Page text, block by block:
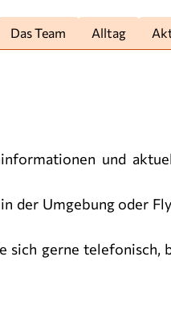
Das Team Alltag
und
der Umgebung oder
sich gerne telefonisch,